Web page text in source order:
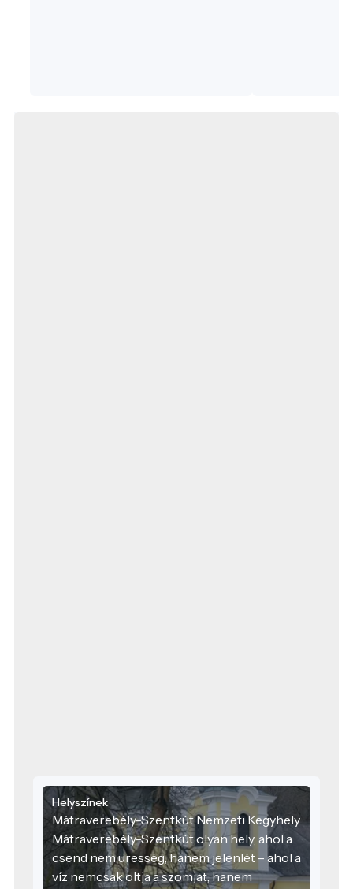
Helyszínek
Mátraverebély-Szentkút Nemzeti Kegyhely
Mátraverebély-Szentkút olyan hely, ahol a
csend nem üresség, hanem jelenlét – ahol a
víz nemcsak oltja a szomjat, hanem